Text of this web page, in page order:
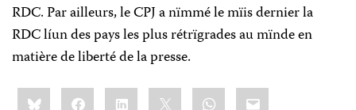
RDC. Par ailleurs, le CPJ a nïmmé le mïis dernier la
RDC líun des pays les plus rétrïgrades au mïnde en
matière de liberté de la presse.
Share
this:BlueskyFacebookLinkedIn WhatsApp
Email